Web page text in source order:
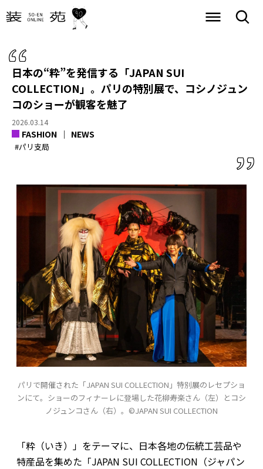
日本の“粋”を発信する「JAPAN SUI
COLLECTION」。パリの特別展で、コシノジュン
コのショーが観客を魅了
2026.03.14
FASHION NEWS
#パリ支局
パリで開催された「JAPAN SUI COLLECTION」特別展のレセプショ
ンにて。ショーのフィナーレに登場した花柳寿楽さん（左）とコシ
ノジュンコさん（右）。©JAPAN SUI COLLECTION
「粋（いき）」をテーマに、日本各地の伝統工芸品や
特産品を集めた「JAPAN SUI COLLECTION（ジャパン